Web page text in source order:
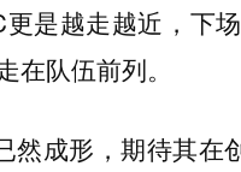
是越走越近，下
在队伍前列。
然成形，期待其在